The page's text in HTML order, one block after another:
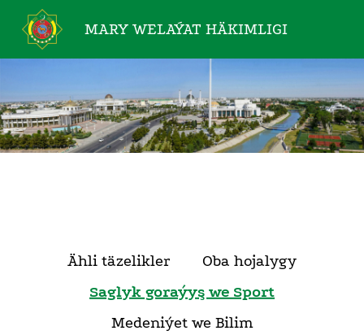
MARY WELAÝAT HÄKIMLIGI
Ähli täzelikler
Oba hojalygy
Saglyk goraýyş we Sport
Medeniýet we Bilim